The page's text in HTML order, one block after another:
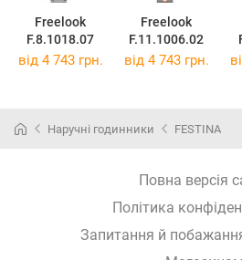
Freelook
F.8.1018.07
Freelook
F.11.1006.02
від 4 743 грн. від 4 743 грн.
Наручні годинники FESTINA
Повна версія
Політика
Запитання й